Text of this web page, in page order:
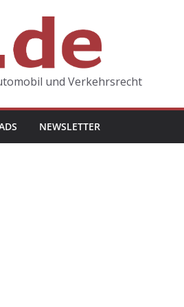
und Verkehrsrecht
NEWSLETTER